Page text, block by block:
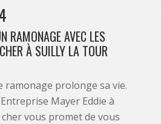
RAMONAGE AVEC LES
À SUILLY LA TOUR
ramonage prolonge sa vie.
Mayer Eddie à
vous promet de vous